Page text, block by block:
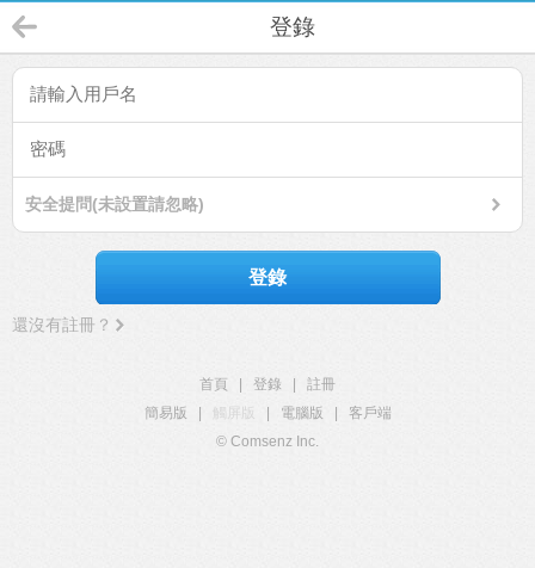
登錄
安全提問(未設置請忽略)
登錄
還沒有註冊？
首頁 登錄
註冊
簡易版
觸屏版 電腦版
客戶端
© Comsenz Inc.